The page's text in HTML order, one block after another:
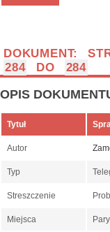
DOKUMENT:
284
DO 284
OPIS
Tytuł
Autor
Typ
Streszczenie
Miejsca